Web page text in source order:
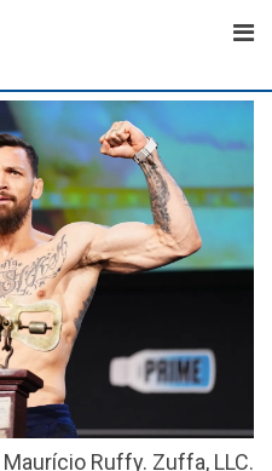
Maurício Ruffy. Zuffa, LLC.